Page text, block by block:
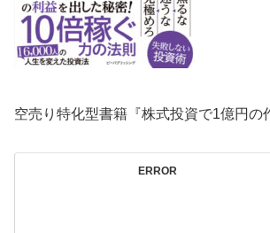
空売り特化型書籍『株式投資で1億円の
ERROR